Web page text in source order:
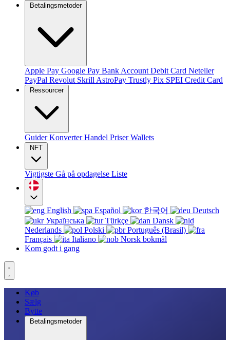
Betalingsmetoder
Apple Pay Google Pay Bank Account Debit Card Neteller
PayPal Revolut Skrill AstroPay Trustly Pix SPEI Credit Card
Ressourcer
GuiderKonverterHandel PriserWallets
NFT
Vigtigste Gå på opdagelse Liste
English Español 한국어
Deutsch
Українська
Türkçe
Dansk
Nederlands
Polski
Português (Brasil)
Français
Italiano
Norsk bokmål
Kom godt i gang
Køb
Sælg
Bytte
Betalingsmetoder